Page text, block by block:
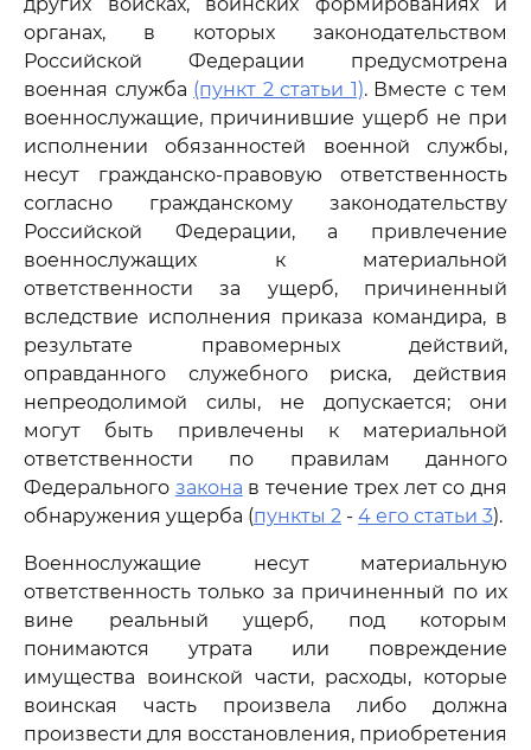
органах, в которых законодательством
Российской Федерации предусмотрена
военная служба (пункт 2 статьи 1). Вместе с тем
военнослужащие, причинившие ущерб не при
исполнении обязанностей военной службы,
несут гражданско-правовую ответственность
согласно гражданскому законодательству
Российской Федерации, а привлечение
военнослужащих к материальной
ответственности за ущерб, причиненный
вследствие исполнения приказа командира, в
результате правомерных действий,
оправданного служебного риска, действия
непреодолимой силы, не допускается; они
могут быть привлечены к материальной
ответственности по правилам данного
Федерального закона в течение трех лет со дня
обнаружения ущерба (пункты 2 - 4 его статьи 3).
Военнослужащие несут материальную
ответственность только за причиненный по их
вине реальный ущерб, под которым
понимаются утрата или повреждение
имущества воинской части, расходы, которые
воинская часть произвела либо должна
произвести для восстановления, приобретения